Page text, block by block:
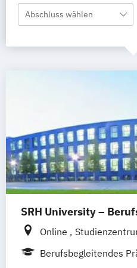
Abschluss wählen
SRH University –
Online
Studienzentrum
Berufsbegleitendes